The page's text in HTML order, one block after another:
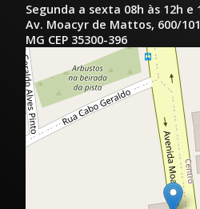
Segunda a sexta 08h às 12h e
Av. Moacyr de Mattos, 600/
MG CEP 35300-396